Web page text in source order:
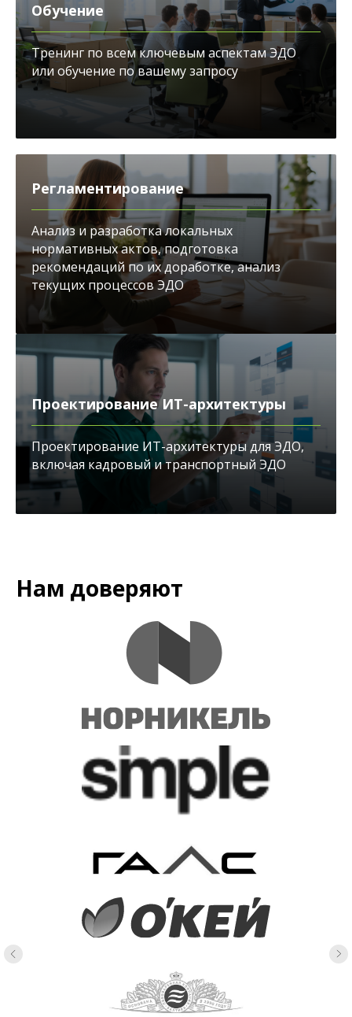
Обучение
Тренинг по всем ключевым аспектам ЭДО
или обучение по вашему запросу
Регламентирование
Анализ и разработка локальных
нормативных актов, подготовка
рекомендаций по их доработке, анализ
текущих процессов ЭДО
Проектирование ИТ-архитектуры
Проектирование ИТ-архитектуры для ЭДО,
включая кадровый и транспортный ЭДО
­­Нам доверяют